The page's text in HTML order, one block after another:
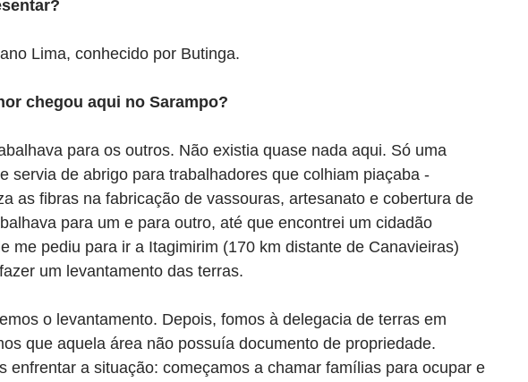
Lima, conhecido por Butinga.
chegou aqui no Sarampo?
para os outros. Não existia quase nada aqui. Só uma
servia de abrigo para trabalhadores que colhiam piaçaba -
as fibras na fabricação de vassouras, artesanato e cobertura de
para um e para outro, até que encontrei um cidadão
me pediu para ir a Itagimirim (170 km distante de Canavieiras)
um levantamento das terras.
o levantamento. Depois, fomos à delegacia de terras em
que aquela área não possuía documento de propriedade.
enfrentar a situação: começamos a chamar famílias para ocupar e